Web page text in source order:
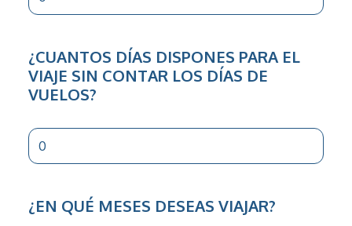
¿CUANTOS DÍAS DISPONES PARA EL
VIAJE SIN CONTAR LOS DÍAS DE
VUELOS?
¿EN QUÉ MESES DESEAS VIAJAR?